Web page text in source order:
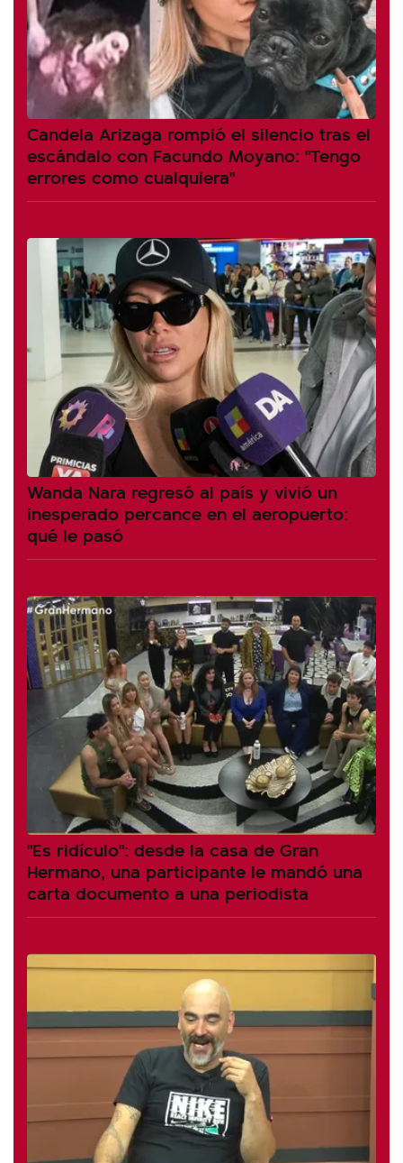
Candela Arizaga rompió el silencio tras el
escándalo con Facundo Moyano: "Tengo
errores como cualquiera"
Wanda Nara regresó al país y vivió un
inesperado percance en el aeropuerto:
qué le pasó
"Es ridículo": desde la casa de Gran
Hermano, una participante le mandó una
carta documento a una periodista